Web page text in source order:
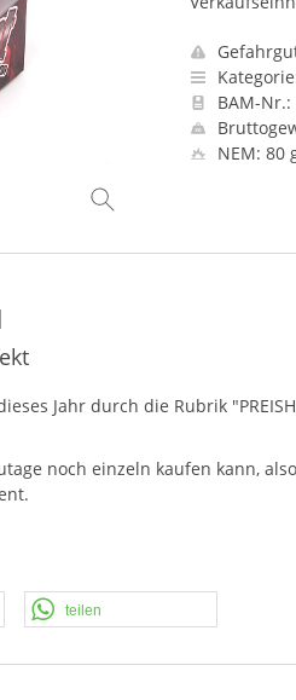
BAM-Nr.:
NEM: 80
Jahr durch die Rubrik "
noch einzeln kaufen kann,
teilen